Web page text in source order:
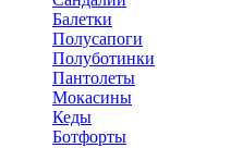
Балетки
Полусапоги
Полуботинки
Пантолеты
Мокасины
Кеды
Ботфорты